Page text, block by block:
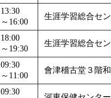
13:30
～16:00
生涯学習総合セ
18:00
～19:30
生涯学習総合セ
09:30
～11:00
會津稽古堂３階
09:30